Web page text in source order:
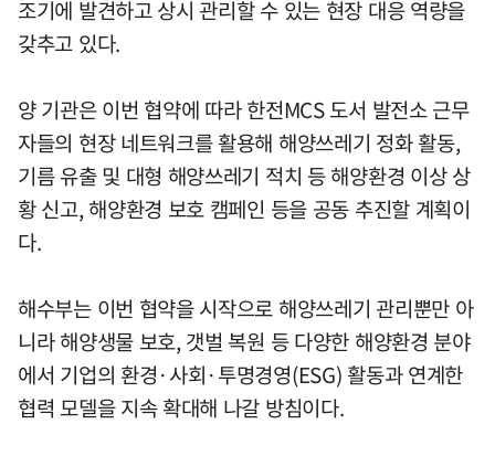
조기에 발견하고 상시 관리할 수 있는 현장 대응 역량을
갖추고 있다.
양 기관은 이번 협약에 따라 한전MCS 도서 발전소 근무
자들의 현장 네트워크를 활용해 해양쓰레기 정화 활동,
기름 유출 및 대형 해양쓰레기 적치 등 해양환경 이상 상
황 신고, 해양환경 보호 캠페인 등을 공동 추진할 계획이
다.
해수부는 이번 협약을 시작으로 해양쓰레기 관리뿐만 아
니라 해양생물 보호, 갯벌 복원 등 다양한 해양환경 분야
에서 기업의 환경·사회·투명경영(ESG) 활동과 연계한
협력 모델을 지속 확대해 나갈 방침이다.